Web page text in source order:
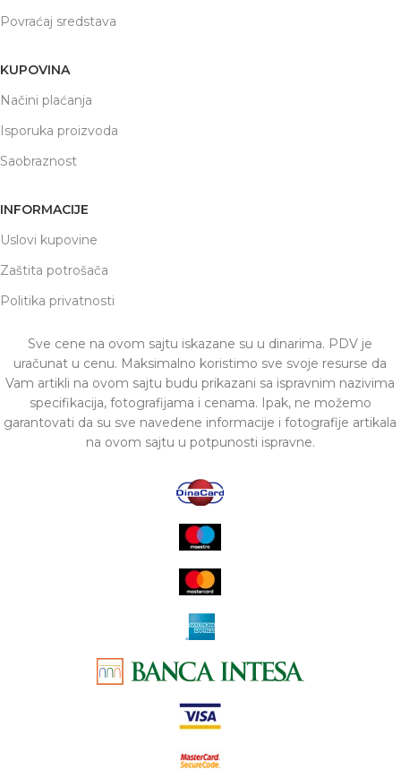
Povraćaj sredstava
KUPOVINA
Načini plaćanja
Isporuka proizvoda
Saobraznost
INFORMACIJE
Uslovi kupovine
Zaštita potrošača
Politika privatnosti
Sve cene na ovom sajtu iskazane su u dinarima. PDV je
uračunat u cenu. Maksimalno koristimo sve svoje resurse da
Vam artikli na ovom sajtu budu prikazani sa ispravnim nazivima
specifikacija, fotografijama i cenama. Ipak, ne možemo
garantovati da su sve navedene informacije i fotografije artikala
na ovom sajtu u potpunosti ispravne.